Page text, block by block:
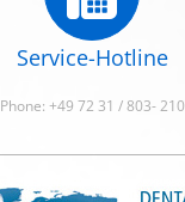
Service-Hotline
Phone: +49 72 31 / 803- 210